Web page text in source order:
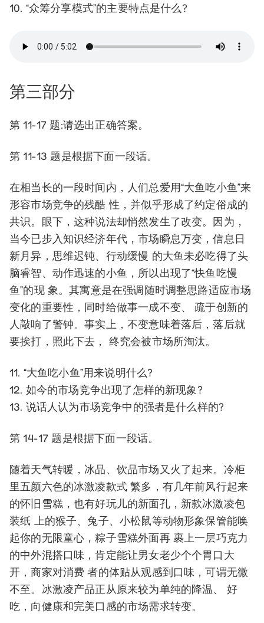
10. “众筹分享模式”的主要特点是什么?
第三部分
第 11-17 题:请选出正确答案。
第 11-13 题是根据下面一段话。
在相当长的一段时间内，人们总爱用“大鱼吃小鱼”来
形容市场竞争的残酷 性，并似乎形成了约定俗成的
共识。眼下，这种说法却悄然发生了改变。因为，
当今已步入知识经济年代，市场瞬息万变，信息日
新月异，思维迟钝、行动缓慢 的大鱼未必吃得了头
脑睿智、动作迅速的小鱼，所以出现了“快鱼吃慢
鱼”的现 象。其寓意是在强调随时调整思路适应市场
变化的重要性，同时给做事一成不变、 疏于创新的
人敲响了警钟。事实上，不变意味着落后，落后就
要挨打，照此下去， 终究会被市场所淘汰。
11. “大鱼吃小鱼”用来说明什么?
12. 如今的市场竞争出现了怎样的新现象?
13. 说话人认为市场竞争中的强者是什么样的?
第 14-17 题是根据下面一段话。
随着天气转暖，冰品、饮品市场又火了起来。冷柜
里五颜六色的冰激凌款式 繁多，有几年前风行起来
的怀旧雪糕，也有好玩儿的新面孔，新款冰激凌包
装纸 上的猴子、兔子、小松鼠等动物形象保管能唤
起你的无限童心，粽子雪糕外面再 裹上一层巧克力
的中外混搭口味，肯定能让男女老少个个胃口大
开，商家对消费 者的体贴从观感到口味，可谓无微
不至。冰激凌产品正从原来较为单纯的降温、 好
吃，向健康和完美口感的市场需求转变。